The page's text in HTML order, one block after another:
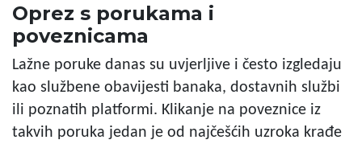
Oprez s porukama i
poveznicama
Lažne poruke danas su uvjerljive i često izgledaju
kao službene obavijesti banaka, dostavnih službi
ili poznatih platformi. Klikanje na poveznice iz
takvih poruka jedan je od najčešćih uzroka krađe